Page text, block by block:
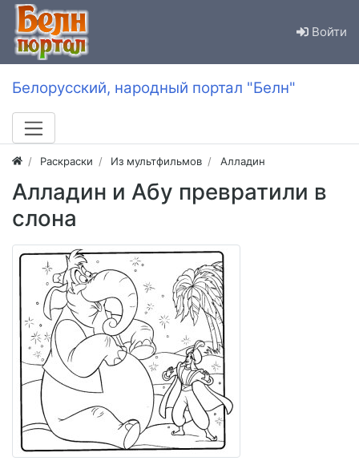
Войти
Белорусский, народный портал "Белн"
Раскраски Из мультфильмов Алладин
Алладин и Абу превратили в
слона